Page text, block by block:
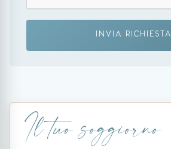
INVIA RICHIESTA
Il tuo soggiorno